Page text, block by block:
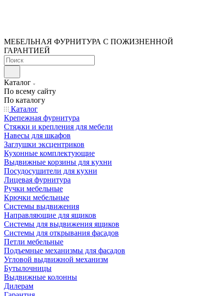
МЕБЕЛЬНАЯ ФУРНИТУРА С ПОЖИЗНЕННОЙ
ГАРАНТИЕЙ
Каталог
По всему сайту
По каталогу
Каталог
Крепежная фурнитура
Стяжки и крепления для мебели
Навесы для шкафов
Заглушки эксцентриков
Кухонные комплектующие
Выдвижные корзины для кухни
Посудосушители для кухни
Лицевая фурнитура
Ручки мебельные
Крючки мебельные
Системы выдвижения
Направляющие для ящиков
Системы для выдвижения ящиков
Системы для открывания фасадов
Петли мебельные
Подъемные механизмы для фасадов
Угловой выдвижной механизм
Бутылочницы
Выдвижные колонны
Дилерам